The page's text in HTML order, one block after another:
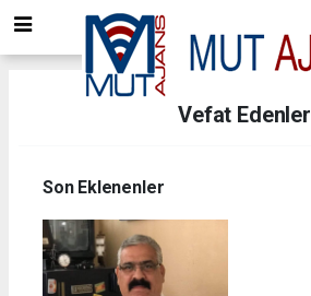
Vefat Edenler
Son Eklenenler